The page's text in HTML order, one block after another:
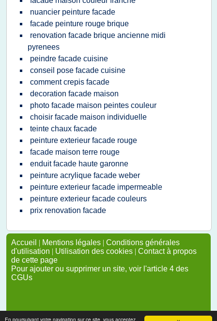
En poursuivant votre navigation sur ce site, vous acceptez
nuancier peinture facade
facade peinture rouge brique
renovation facade brique ancienne midi
pyrenees
peindre facade cuisine
conseil pose facade cuisine
comment crepis facade
decoration facade maison
photo facade maison peintes couleur
choisir facade maison individuelle
teinte chaux facade
peinture exterieur facade rouge
facade maison terre rouge
enduit facade haute garonne
peinture acrylique facade weber
peinture exterieur facade impermeable
peinture exterieur facade couleurs
prix renovation facade
Accueil | Mentions légales | Conditions générales
d'utilisation | Utilisation des cookies | Contact à propos
de cette page
Pour ajouter ou supprimer un site, voir l'article 4 des
CGUs